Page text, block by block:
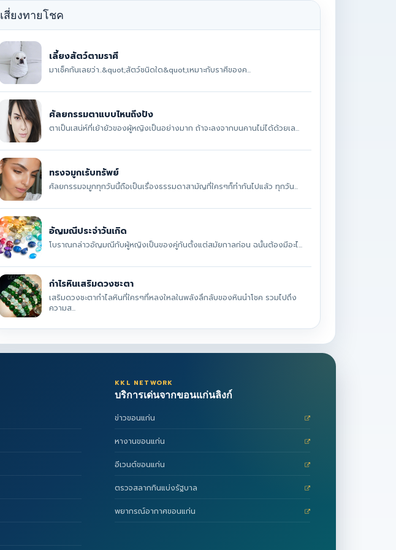
เสี่ยงทายโชค
เลี้ยงสัตว์ตามราศี
มาเช็คกันเลยว่า..&quot;สัตว์ชนิดใด&quot;เหมาะกับราศีของค...
ศัลยกรรมตาแบบไหนถึงปัง
ตาเป็นเสน่ห์ที่เย้ายัวของผู้หญิงเป็นอย่างมาก ถ้าจะลงจากบนคานไม่ได้ด้วยเล...
ทรงจมูกเรับทรัพย์
ศัลยกรรมจมูกทุกวันนี้ถือเป็นเรื่องธรรมดาสามัญที่ใครๆก็ทำกันไปแล้ว ทุกวัน...
อัญมณีประจำวันเกิด
โบราณกล่าวอัญมณีกับผู้หญิงเป็นของคู่กันตั้งแต่สมัยกาลก่อน ฉนั้นต้องมีอะไ...
กำไรหินเสริมดวงชะตา
เสริมดวงชะตากำไลหินที่ใครๆที่หลงใหลในพลังลึกลับของหินนำโชค รวมไปถึง
ความส...
KKL NETWORK
บริการเด่นจากขอนแก่นลิงก์
ข่าวขอนแก่น
หางานขอนแก่น
อีเวนต์ขอนแก่น
ตรวจสลากกินแบ่งรัฐบาล
พยากรณ์อากาศขอนแก่น